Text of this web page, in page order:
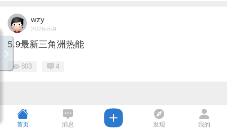
wzy
2026-5-9
5.9最新三角洲热能
803 4
首页 消息 发现 我的